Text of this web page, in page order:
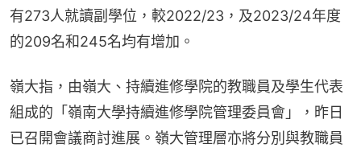
有273人就讀副學位，較2022/23，及2023/24年度
的209名和245名均有增加。
嶺大指，由嶺大、持續進修學院的教職員及學生代表
組成的「嶺南大學持續進修學院管理委員會」，昨日
已召開會議商討進展。嶺大管理層亦將分別與教職員